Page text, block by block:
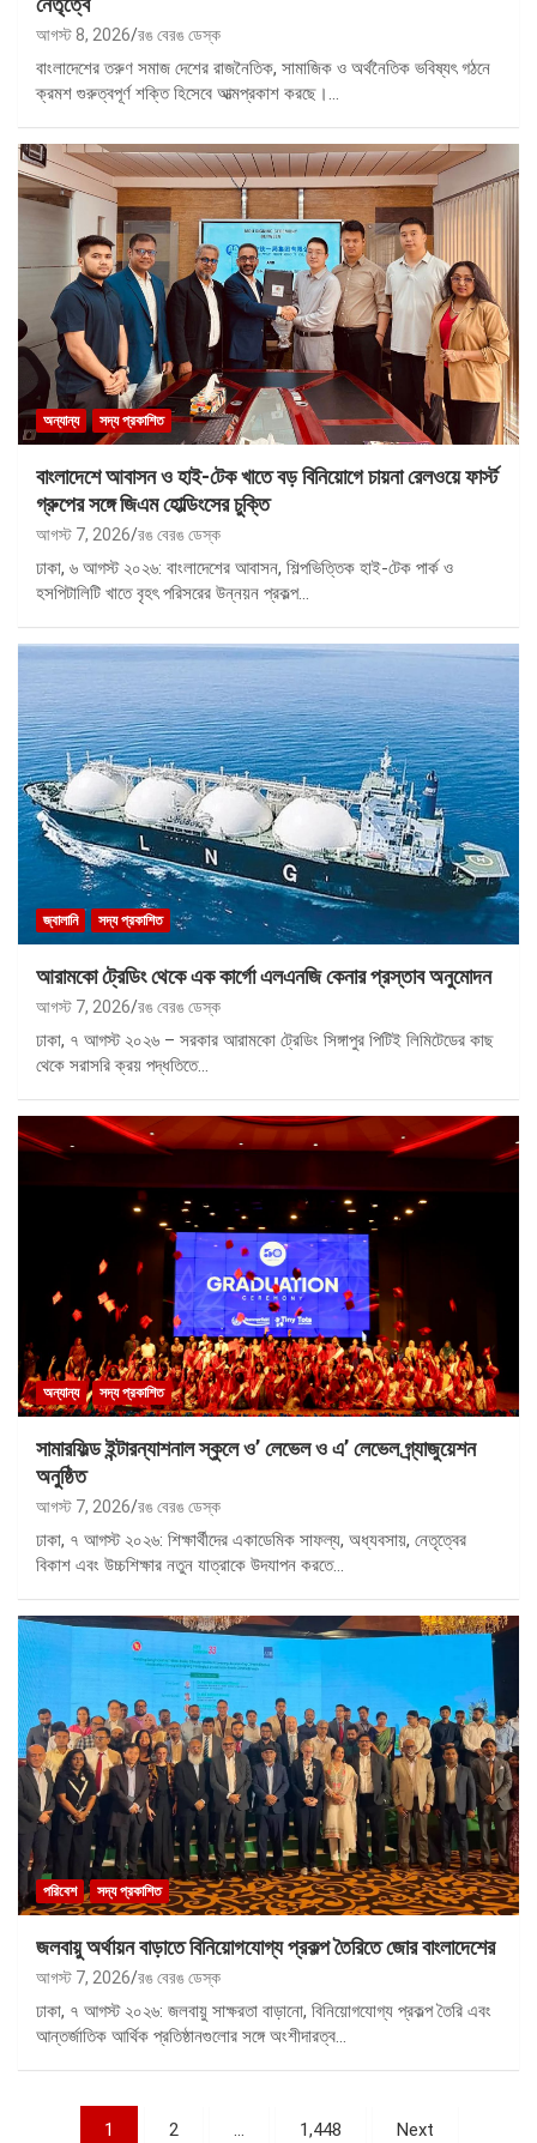
আগস্ট 8, 2026 রঙ বেরঙ ডেস্ক
বাংলাদেশের তরুণ সমাজ দেশের রাজনৈতিক, সামাজিক ও অর্থনৈতিক ভবিষ্যৎ গঠনে
ক্রমশ গুরুত্বপূর্ণ শক্তি হিসেবে আত্মপ্রকাশ করছে।…
অন্যান্য সদ্য প্রকাশিত
বাংলাদেশে আবাসন ও হাই-টেক খাতে বড় বিনিয়োগে চায়না রেলওয়ে ফার্স্ট
গ্রুপের সঙ্গে জিএম হোল্ডিংসের চুক্তি
আগস্ট 7, 2026 রঙ বেরঙ ডেস্ক
ঢাকা, ৬ আগস্ট ২০২৬: বাংলাদেশের আবাসন, শিল্পভিত্তিক হাই-টেক পার্ক ও
হসপিটালিটি খাতে বৃহৎ পরিসরের উন্নয়ন প্রকল্প…
জ্বালানি সদ্য প্রকাশিত
আরামকো ট্রেডিং থেকে এক কার্গো এলএনজি কেনার প্রস্তাব অনুমোদন
আগস্ট 7, 2026 রঙ বেরঙ ডেস্ক
ঢাকা, ৭ আগস্ট ২০২৬ – সরকার আরামকো ট্রেডিং সিঙ্গাপুর পিটিই লিমিটেডের কাছ
থেকে সরাসরি ক্রয় পদ্ধতিতে…
অন্যান্য সদ্য প্রকাশিত
সামারফিল্ড ইন্টারন্যাশনাল স্কুলে ও’ লেভেল ও এ’ লেভেল গ্র্যাজুয়েশন
অনুষ্ঠিত
আগস্ট 7, 2026 রঙ বেরঙ ডেস্ক
ঢাকা, ৭ আগস্ট ২০২৬: শিক্ষার্থীদের একাডেমিক সাফল্য, অধ্যবসায়, নেতৃত্বের
বিকাশ এবং উচ্চশিক্ষার নতুন যাত্রাকে উদযাপন করতে…
পরিবেশ সদ্য প্রকাশিত
জলবায়ু অর্থায়ন বাড়াতে বিনিয়োগযোগ্য প্রকল্প তৈরিতে জোর বাংলাদেশের
আগস্ট 7, 2026 রঙ বেরঙ ডেস্ক
ঢাকা, ৭ আগস্ট ২০২৬: জলবায়ু সাক্ষরতা বাড়ানো, বিনিয়োগযোগ্য প্রকল্প তৈরি এবং
আন্তর্জাতিক আর্থিক প্রতিষ্ঠানগুলোর সঙ্গে অংশীদারত্ব…
1 2 … 1,448 Next